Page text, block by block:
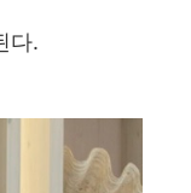
다.